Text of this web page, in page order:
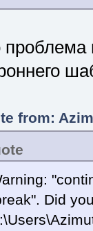
проблема
from:
Did